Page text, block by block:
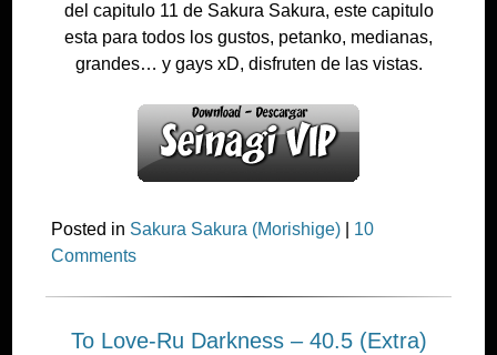
del capitulo 11 de Sakura Sakura, este capitulo
esta para todos los gustos, petanko, medianas,
grandes… y gays xD, disfruten de las vistas.
Posted in Sakura Sakura (Morishige)
10
Comments
To Love-Ru Darkness – 40.5 (Extra)